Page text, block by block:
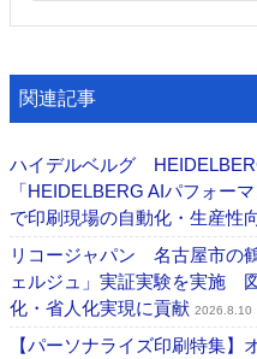
関連記事
ハイデルベルグ
「HEIDELBERG AIパフォー
で印刷現場の自動化・生産性
リコージャパン 名古屋市の
ェルジュ」実証実験を実施
化・省人化実現に貢献 2026.8.10
【パーソナライズ印刷特集